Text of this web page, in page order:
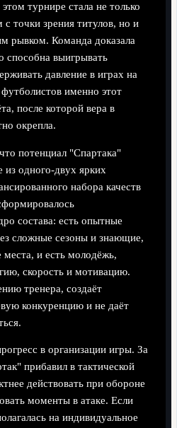
турнире стала не только
точки зрения титулов, но и
рывком. Команда доказала
способна выигрывать
давление в играх на
именно этот
после которой вера в
окрепла.
потенциал "Спартака"
из одного-двух ярких
набора качеств
состава: есть опытные
сложные сезоны и знающие,
места, и есть молодёжь,
скорость и мотивацию.
тренера, создаёт
конкуренцию и не даёт
в организации игры. За
прибавил в тактической
действовать при обороне
моменты в атаке. Если
на индивидуальное